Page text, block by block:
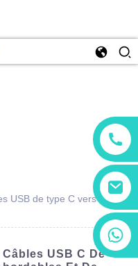
13266180782
18602095014
USB de type C vers
USB C De